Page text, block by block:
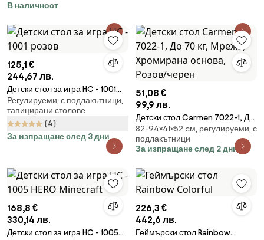
В наличност
125,1 €
244,67 лв.
Детски стол за игра HC - 1001
розов
Регулируеми, с подлакътници,
тапицирани столове
(4)
За изпращане след 3 дни
51,08 €
99,9 лв.
Детски стол Carmen 7022-1, До
70 кг, Мрежа, Хромирана
основа, Розов/черен
82-94×41×52 cм, регулируеми, с
подлакътници
За изпращане след 2 дни
168,8 €
330,14 лв.
Детски стол за игра HC - 1005
226,3 €
442,6 лв.
Геймърски стол Rainbow